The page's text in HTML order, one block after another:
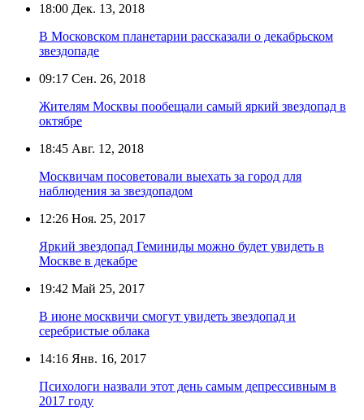
18:00 Дек. 13, 2018
В Московском планетарии рассказали о декабрьском
звездопаде
09:17 Сен. 26, 2018
Жителям Москвы пообещали самый яркий звездопад в
октябре
18:45 Авг. 12, 2018
Москвичам посоветовали выехать за город для
наблюдения за звездопадом
12:26 Ноя. 25, 2017
Яркий звездопад Геминиды можно будет увидеть в
Москве в декабре
19:42 Май 25, 2017
В июне москвичи смогут увидеть звездопад и
серебристые облака
14:16 Янв. 16, 2017
Психологи назвали этот день самым депрессивным в
2017 году